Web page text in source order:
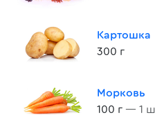
Картошка
300 г
Морковь
100 г — 1